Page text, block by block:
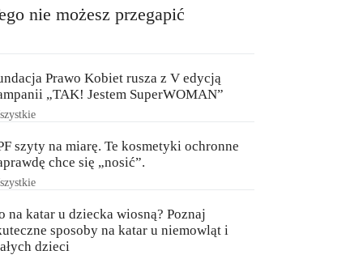
nie możesz przegapić
Prawo Kobiet rusza z V edycją
„TAK! Jestem SuperWOMAN”
szyty na miarę. Te kosmetyki ochronne
chce się „nosić”.
na katar u dziecka wiosną? Poznaj
sposoby na katar u niemowląt i
dzieci